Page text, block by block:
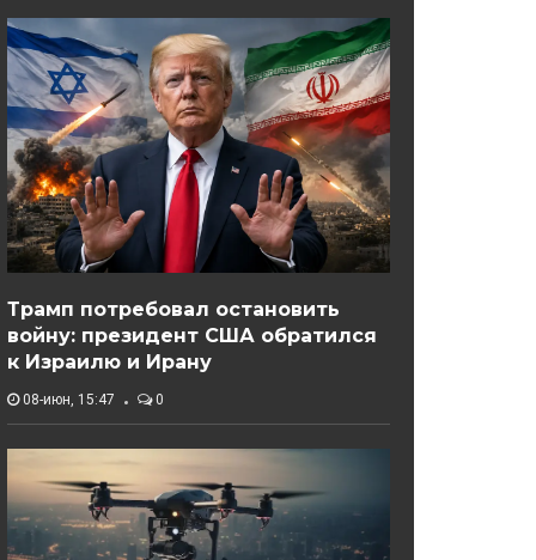
Трамп потребовал остановить
войну: президент США обратился
к Израилю и Ирану
08-июн, 15:47 0